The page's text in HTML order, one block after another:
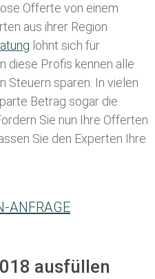
Offerte von einem
aus ihrer Region
lohnt sich für
diese Profis kennen alle
Steuern sparen. In vielen
Betrag sogar die
Sie nun Ihre Offerten
Sie den Experten Ihre
ANFRAGE
ausfüllen